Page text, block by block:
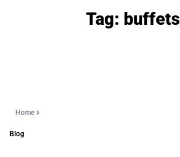
Tag: buffets
Home
Blog